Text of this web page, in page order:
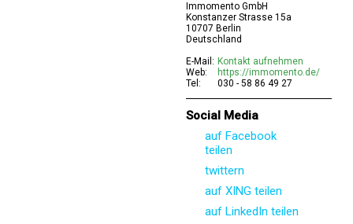
Immomento GmbH
Konstanzer Strasse 15a
10707 Berlin
Deutschland
E-Mail: Kontakt aufnehmen
Web:
https://immomento.de/
Tel:
030 - 58 86 49 27
Social Media
auf Facebook
teilen
twittern
auf XING teilen
auf LinkedIn teilen